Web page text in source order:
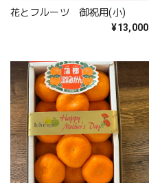
花とフルーツ 御祝用(小)
¥13,000